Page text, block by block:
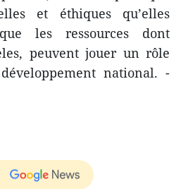
et éthiques qu’elles
les ressources dont
peuvent jouer un rôle
national. -